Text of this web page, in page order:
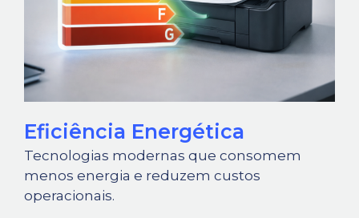
Eficiência Energética
Tecnologias modernas que consomem
menos energia e reduzem custos
operacionais.